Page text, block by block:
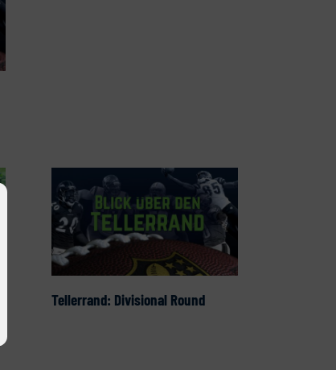
Tellerrand: Divisional Round